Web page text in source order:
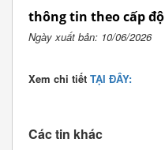
thông tin theo cấp độ
Ngày xuất bản: 10/06/2026
Xem chi tiết TẠI ĐÂY:
Các tin khác